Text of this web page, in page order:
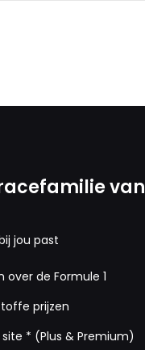
van
jou past
de Formule 1
prijzen
* (Plus & Premium)